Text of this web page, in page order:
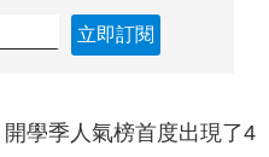
立即訂閱
學季人氣榜首度出現了4